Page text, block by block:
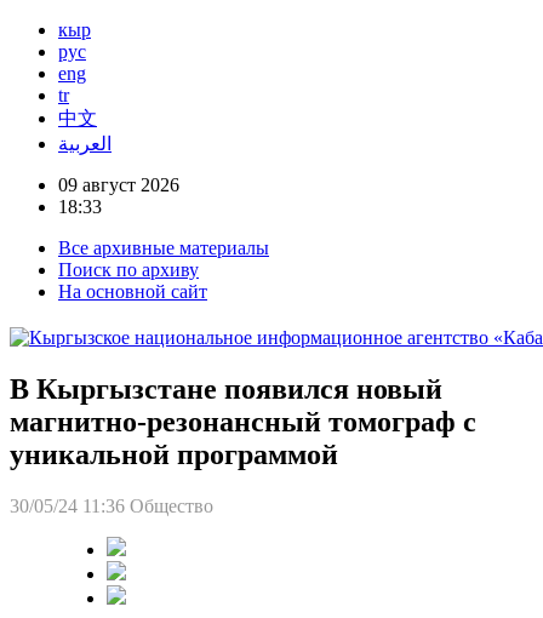
кыр
рус
eng
tr
中文
العربية
09 август 2026
18:33
Все архивные материалы
Поиск по архиву
На основной сайт
В Кыргызстане появился новый
магнитно-резонансный томограф с
уникальной программой
30/05/24 11:36 Общество